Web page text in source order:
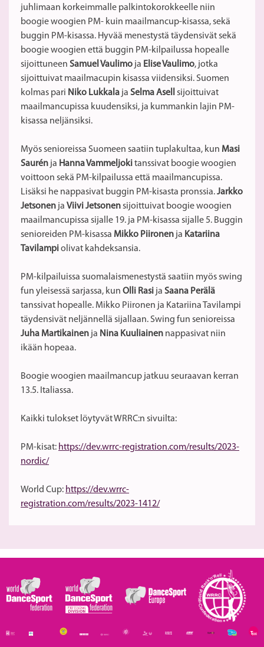
juhlimaan korkeimmalle palkintokorokkeelle niin
boogie woogien PM- kuin maailmancup-kisassa, sekä
buggin PM-kisassa. Hyvää menestystä täydensivät sekä
boogie woogien että buggin PM-kilpailussa hopealle
sijoittuneen Samuel Vaulimo ja Elise Vaulimo, jotka
sijoittuivat maailmacupin kisassa viidensiksi. Suomen
kolmas pari Niko Lukkala ja Selma Asellsijoittuivat
maailmancupissa kuudensiksi, ja kummankin lajin PM-
kisassa neljänsiksi.
Myös senioreissa Suomeen saatiin tuplakultaa, kun Masi
Saurén ja Hanna Vammeljokitanssivat boogie woogien
voittoon sekä PM-kilpailussa että maailmancupissa.
Lisäksi he nappasivat buggin PM-kisasta pronssia.Jarkko
Jetsonen ja Viivi Jetsonensijoittuivat boogie woogien
maailmancupissa sijalle 19. ja PM-kisassa sijalle 5. Buggin
senioreiden PM-kisassa Mikko Piironen ja Katariina
Tavilampiolivat kahdeksansia.
PM-kilpailuissa suomalaismenestystä saatiin myös swing
fun yleisessä sarjassa, kun Olli Rasi ja Saana Perälä
tanssivat hopealle. Mikko Piironen ja Katariina Tavilampi
täydensivät neljännellä sijallaan. Swing fun senioreissa
Juha Martikainen ja Nina Kuuliainen nappasivat niin
ikään hopeaa.
Boogie woogien maailmancup jatkuu seuraavan kerran
13.5. Italiassa.
Kaikki tulokset löytyvät WRRC:n sivuilta:
PM-kisat: https://dev.wrrc-registration.com/results/2023-
nordic/
World Cup: https://dev.wrrc-
registration.com/results/2023-1412/